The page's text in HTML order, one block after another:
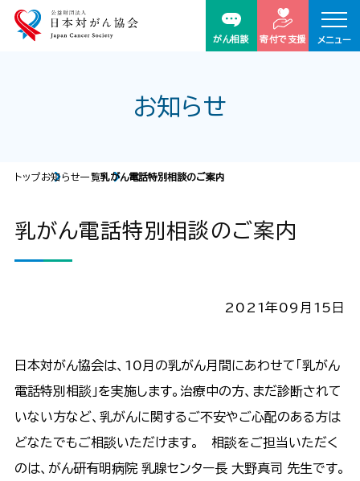
がん相談 寄付で支援 メニュー
お知らせ
トップお知らせ一覧乳がん電話特別相談のご案内
乳がん電話特別相談のご案内
2021年09月15日
日本対がん協会は、10月の乳がん月間にあわせて「乳がん
電話特別相談」を実施します。治療中の方、まだ診断されて
いない方など、乳がんに関するご不安やご心配のある方は
どなたでもご相談いただけます。 相談をご担当いただく
のは、がん研有明病院 乳腺センター長 大野真司 先生です。